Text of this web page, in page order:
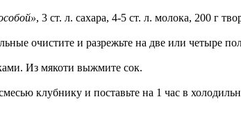
, 3 ст. л. сахара, 4-5 ст. л. молока, 200 г
очистите и разрежьте на две или четыре
Из мякоти выжмите сок.
клубнику и поставьте на 1 час в